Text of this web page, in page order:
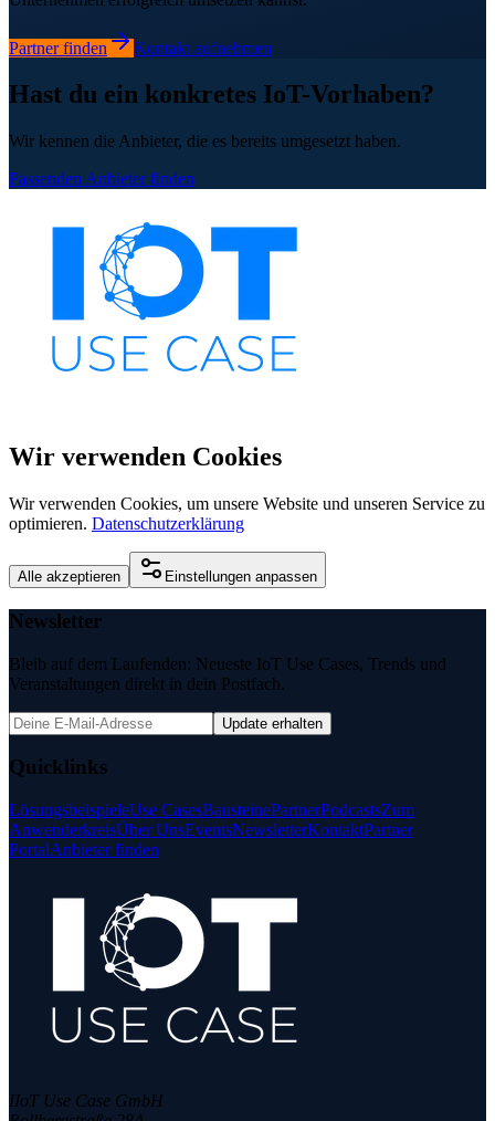
Partner finden Kontakt aufnehmen
Hast du ein konkretes IoT-Vorhaben?
Wir kennen die Anbieter, die es bereits umgesetzt haben.
Passenden Anbieter finden
Wir verwenden Cookies
Wir verwenden Cookies, um unsere Website und unseren Service zu
optimieren. Datenschutzerklärung
Alle akzeptieren Einstellungen anpassen
Newsletter
Bleib auf dem Laufenden: Neueste IoT Use Cases, Trends und
Veranstaltungen direkt in dein Postfach.
Update erhalten
Quicklinks
LösungsbeispieleUse CasesBausteinePartnerPodcastsZum
AnwenderkreisÜber UnsEventsNewsletterKontaktPartner
PortalAnbieter finden
IIoT Use Case GmbH